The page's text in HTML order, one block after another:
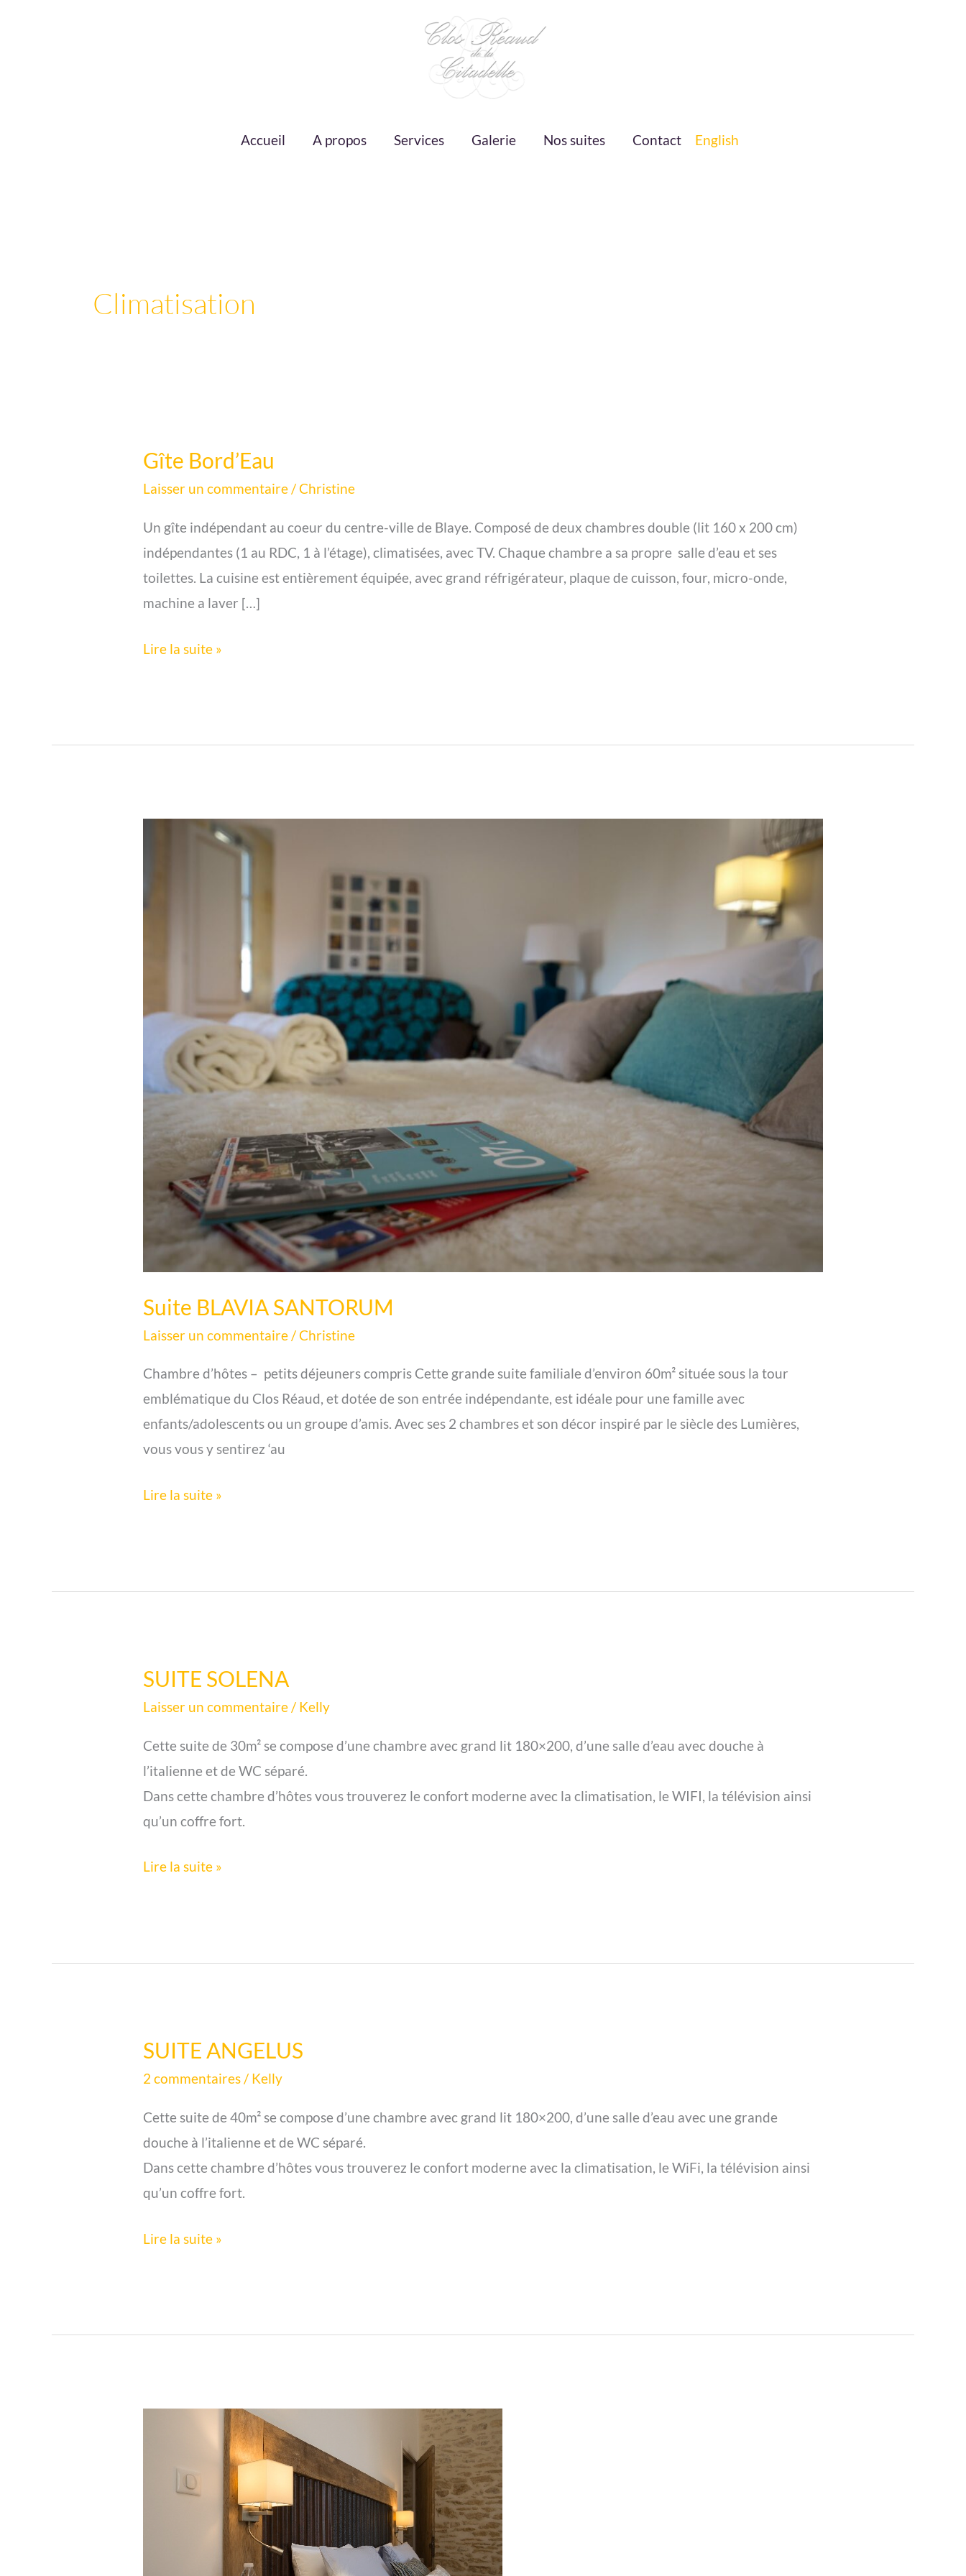
Accueil A propos Services Galerie Nos suites Contact English
Climatisation
Gîte Bord’Eau
Laisser un commentaire/Christine
Un gîte indépendant au coeur du centre-ville de Blaye. Composé de deux chambres double (lit 160 x 200 cm)
indépendantes (1 au RDC, 1 à l’étage), climatisées, avec TV. Chaque chambre a sa propre salle d’eau et ses
toilettes. La cuisine est entièrement équipée, avec grand réfrigérateur, plaque de cuisson, four, micro-onde,
machine a laver […]
Gîte
Bord’Eau
Lire la suite »
Suite BLAVIA SANTORUM
Laisser un commentaire/Christine
Chambre d’hôtes – petits déjeuners compris Cette grande suite familiale d’environ 60m² située sous la tour
emblématique du Clos Réaud, et dotée de son entrée indépendante, est idéale pour une famille avec
enfants/adolescents ou un groupe d’amis. Avec ses 2 chambres et son décor inspiré par le siècle des Lumières,
vous vous y sentirez ‘au
Lire la suite »
SUITE SOLENA
Laisser un commentaire/ Kelly
Cette suite de 30m² se compose d’une chambre avec grand lit 180×200, d’une salle d’eau avec douche à
l’italienne et de WC séparé.
Dans cette chambre d’hôtes vous trouverez le confort moderne avec la climatisation, le WIFI, la télévision ainsi
qu’un coffre fort.
SUITE
SOLENA
Lire la suite »
SUITE ANGELUS
2 commentaires/ Kelly
Cette suite de 40m² se compose d’une chambre avec grand lit 180×200, d’une salle d’eau avec une grande
douche à l’italienne et de WC séparé.
Dans cette chambre d’hôtes vous trouverez le confort moderne avec la climatisation, le WiFi, la télévision ainsi
qu’un coffre fort.
SUITE
ANGELUS
Lire la suite »